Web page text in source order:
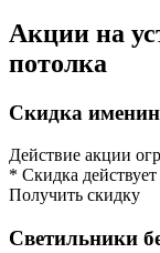
Акции на
потолка
Скидка
Действие акции
* Скидка
Получить скидку
Светильники